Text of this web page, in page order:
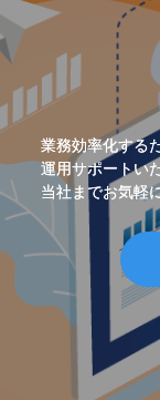
業務効率化する
運用サポートい
当社までお気軽